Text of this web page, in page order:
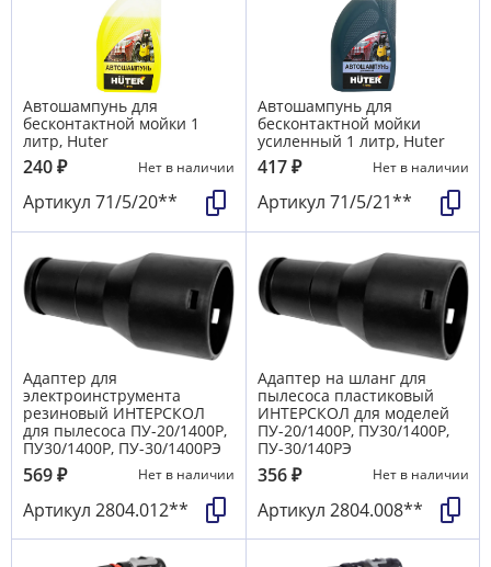
Автошампунь для
бесконтактной мойки 1
литр, Huter
240₽ Нет в наличии
Артикул 71/5/20**
Автошампунь для
бесконтактной мойки
усиленный 1 литр, Huter
417₽ Нет в наличии
Артикул 71/5/21**
Адаптер для
электроинструмента
резиновый ИНТЕРСКОЛ
для пылесоса ПУ-20/1400Р,
ПУ30/1400Р, ПУ-30/1400РЭ
569₽ Нет в наличии
Артикул 2804.012**
Адаптер на шланг для
пылесоса пластиковый
ИНТЕРСКОЛ для моделей
ПУ-20/1400Р, ПУ30/1400Р,
ПУ-30/140РЭ
356₽ Нет в наличии
Артикул 2804.008**